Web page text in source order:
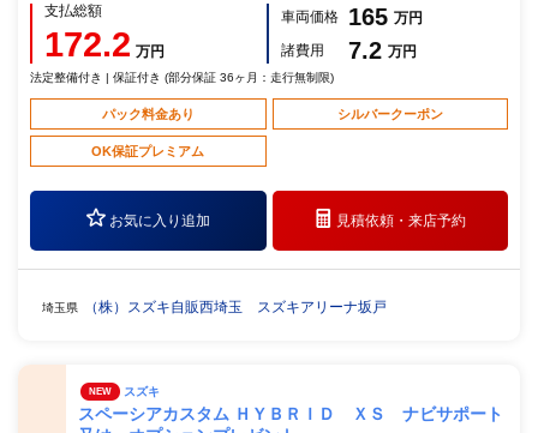
支払総額
172.2 万円
車両価格 165 万円
諸費用
7.2 万円
法定整備付き | 保証付き (部分保証 36ヶ月：走行無制限)
パック料金あり シルバークーポン
OK保証プレミアム
お気に入り追加 見積依頼・来店予約
埼玉県 （株）スズキ自販西埼玉 スズキアリーナ坂戸
NEW スズキ
スペーシアカスタム ＨＹＢＲＩＤ ＸＳ ナビサポート